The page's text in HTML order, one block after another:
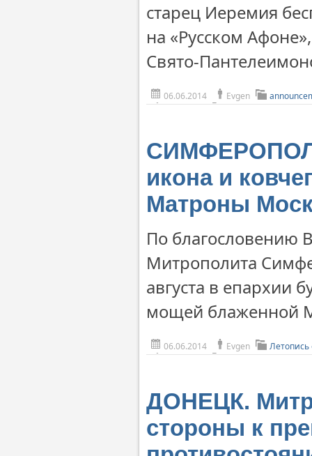
старец Иеремия
на «Русском
Свято-
06.06.2014 Evgen
икона и
Матроны
По благословению
Митрополита
августа в епархии
мощей блаженной
06.06.2014 Evgen Летопись
ДОНЕЦК.
стороны к